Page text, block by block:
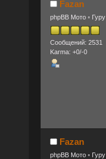
Fazan
phpBB Мото ◦ Гуру
Сообщений: 2531
Karma: +0/-0
Fazan
phpBB Мото ◦ Гуру